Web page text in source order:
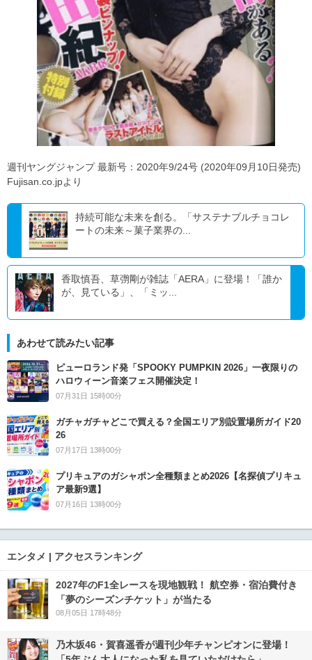
週刊ヤングジャンプ 最新号：2020年9/24号 (2020年09月10日発売)
Fujisan.co.jpより
持続可能な未来を創る。「サステナブルチョコレ
ートの未来～菓子業界の...
香取慎吾、草彅剛が雑誌「AERA」に登場！「誰か
が、見ている」、「ミッ...
あわせて読みたい記事
ピューロランド発「SPOOKY PUMPKIN 2026」一夜限りの
ハロウィーン音楽フェス開催決定！
07月31日 15時00分
ガチャガチャどこで買える？全国エリア別設置場所ガイド20
26
07月17日 13時00分
プリキュアのガシャポン全種類まとめ2026【名探偵プリキュ
ア最新9選】
07月16日 13時00分
エンタメ | アクセスランキング
2027年のF1全レースを現地観戦！ 航空券・宿泊費付き
「夢のシーズンチケット」が当たる
08月05日 17時48分
乃木坂46・賀喜遥香が週刊少年チャンピオンに登場！